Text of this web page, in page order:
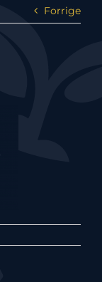
Forrige